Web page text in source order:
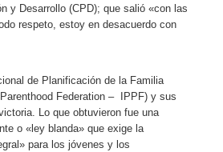
y Desarrollo (CPD); que salió «con las
respeto, estoy en desacuerdo con
de Planificación de la Familia
Federation – IPPF) y sus
Lo que obtuvieron fue una
o «ley blanda» que exige la
para los jóvenes y los